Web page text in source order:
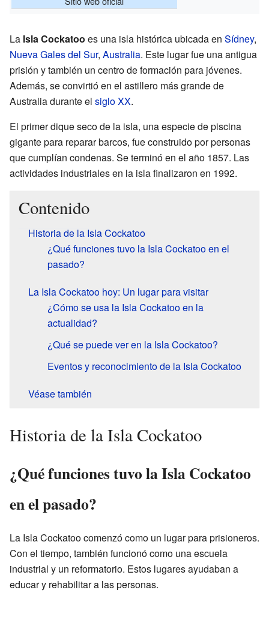
La Isla Cockatoo es una isla histórica ubicada en Sídney,
Nueva Gales del Sur, Australia. Este lugar fue una antigua
prisión y también un centro de formación para jóvenes.
Además, se convirtió en el astillero más grande de
Australia durante el siglo XX.
El primer dique seco de la isla, una especie de piscina
gigante para reparar barcos, fue construido por personas
que cumplían condenas. Se terminó en el año 1857. Las
actividades industriales en la isla finalizaron en 1992.
Contenido
Historia de la Isla Cockatoo
¿Qué funciones tuvo la Isla Cockatoo en el
pasado?
La Isla Cockatoo hoy: Un lugar para visitar
¿Cómo se usa la Isla Cockatoo en la
actualidad?
¿Qué se puede ver en la Isla Cockatoo?
Eventos y reconocimiento de la Isla Cockatoo
Véase también
Historia de la Isla Cockatoo
¿Qué funciones tuvo la Isla Cockatoo
en el pasado?
La Isla Cockatoo comenzó como un lugar para prisioneros.
Con el tiempo, también funcionó como una escuela
industrial y un reformatorio. Estos lugares ayudaban a
educar y rehabilitar a las personas.